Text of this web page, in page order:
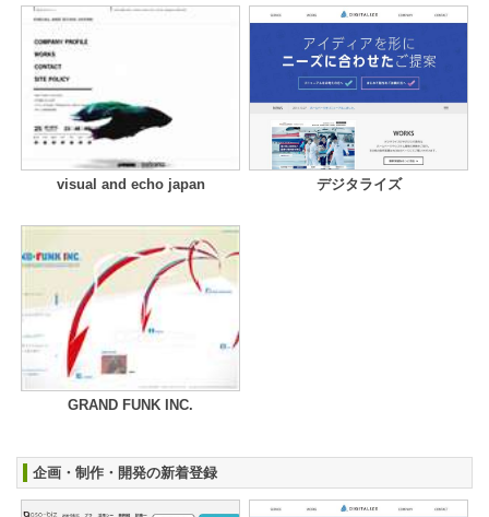
visual and echo japan デジタライズ
GRAND FUNK INC.
企画・制作・開発の新着登録